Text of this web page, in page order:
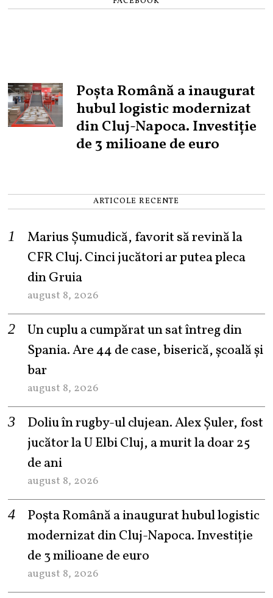
Poșta Română a inaugurat
hubul logistic modernizat
din Cluj-Napoca. Investiție
de 3 milioane de euro
ARTICOLE RECENTE
Marius Șumudică, favorit să revină la
CFR Cluj. Cinci jucători ar putea pleca
din Gruia
august 8, 2026
Un cuplu a cumpărat un sat întreg din
Spania. Are 44 de case, biserică, școală și
bar
august 8, 2026
Doliu în rugby-ul clujean. Alex Șuler, fost
jucător la U Elbi Cluj, a murit la doar 25
de ani
august 8, 2026
Poșta Română a inaugurat hubul logistic
modernizat din Cluj-Napoca. Investiție
de 3 milioane de euro
august 8, 2026